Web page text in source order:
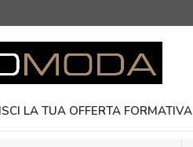
LA TUA OFFERTA FORMATIVA